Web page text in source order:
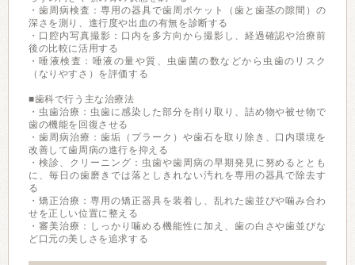
・歯周病検査：専用の器具で歯周ポケット（歯と歯茎の隙間）の
深さを測り、進行度や出血の有無を診断する
・口腔内写真撮影：口内を多方向から撮影し、経過確認や治療前
後の比較に活用する
・唾液検査：唾液の量や質、虫歯菌の数などから虫歯のリスク
（なりやすさ）を評価する
■歯科で行う主な治療法
・虫歯治療：虫歯に感染した部分を削り取り、詰め物や被せ物で
歯の機能を回復させる
・歯周病治療：歯垢（プラーク）や歯石を取り除き、口内環境を
改善して歯周病の進行を抑える
・検診、クリーニング：虫歯や歯周病の早期発見に努めるととも
に、毎日の歯磨きでは落としきれない汚れを専用の器具で除去す
る
・矯正治療：専用の矯正器具を装着し、乱れた歯並びや噛み合わ
せを正しい位置に整える
・審美治療：しっかり噛める機能性に加え、歯の白さや歯並びな
ど口元の美しさを追求する